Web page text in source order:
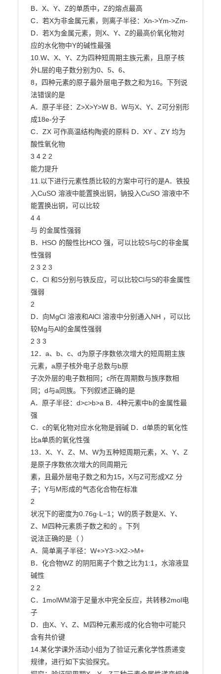
B．X、Y、Z的单质中，Z的熔点最高
C．若X为非金属元素，则离子半径：Xn->Ym->Zm-
D．若X为金属元素，则X、Y、Z的最高价氧化物对
应的水化物中Y的碱性最强
10.W、X、Y、Z为四种短周期主族元素，且原子核
外L层的电子数分别为0、5、6、
8，四种元素的原子最外层电子数之和为16。下列说
法错误的是
A．原子半径：Z>X>Y>W B．W与X、Y、Z可分别形
成18e-分子
C．ZX 可作高温结构陶瓷的原料 D．XY 、ZY 均为
酸性氧化物
3 4 2 2
能力提升
11.以下进行元素性质比较的方案中可行的是A．铁投
入CuSO 溶液中能置换出铜，钠投入CuSO 溶液中不
能置换出铜，可以比较
4 4
与 的金属性强弱
B．HSO 的酸性比HCO 强，可以比较S与C的非金属
性强弱
2 3 2 3
C．Cl 和S分别与铁反应，可以比较Cl与S的非金属性
强弱
2
D．向MgCl 溶液和AlCl 溶液中分别通入NH ，可以比
较Mg与Al的金属性强弱
2 3 3
12．a、b、c、d为原子序数依次增大的短周期主族
元素，a原子核外电子总数与b原
子次外层的电子数相同；c所在周期数与族序数相
同；d与a同族。下列叙述正确的是
A．原子半径：d>c>b>a B．4种元素中b的金属性最
强
C．c的氧化物对应水化物是弱碱 D．d单质的氧化性
比a单质的氧化性强
13．X、Y、Z、M、W为五种短周期元素，X、Y、Z
是原子序数依次增大的同周期元
素，且最外层电子数之和为15，X与Z可形成XZ 分
子；Y与M形成的气态化合物在标准
2
状况下的密度为0.76g·L−1；W的质子数是X、Y、
Z、M四种元素质子数之和的 。下列
说法正确的是（ ）
A．简单离子半径：W+>Y3->X2->M+
B．化合物WZ 的阴阳离子个数之比为1:1，水溶液显
碱性
2 2
C．1molWM溶于足量水中完全反应，共转移2mol电
子
D．由X、Y、Z、M四种元素形成的化合物中可能只
含有共价键
14.某化学课外活动小组为了验证元素化学性质递变
规律，进行如下实验探究。